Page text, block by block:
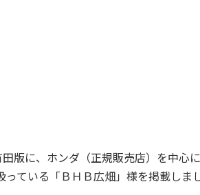
版に、ホンダ（正規販売店）を中心
ている「ＢＨＢ広畑」様を掲載しまし